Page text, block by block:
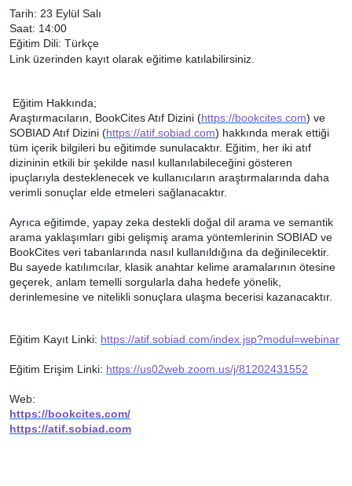
Tarih: 23 Eylül Salı
Saat: 14:00
Eğitim Dili: Türkçe
Link üzerinden kayıt olarak eğitime katılabilirsiniz.
Eğitim Hakkında;
Araştırmacıların, BookCites Atıf Dizini (https://bookcites.com) ve
SOBIAD Atıf Dizini (https://atif.sobiad.com) hakkında merak ettiği
tüm içerik bilgileri bu eğitimde sunulacaktır. Eğitim, her iki atıf
dizininin etkili bir şekilde nasıl kullanılabileceğini gösteren
ipuçlarıyla desteklenecek ve kullanıcıların araştırmalarında daha
verimli sonuçlar elde etmeleri sağlanacaktır.
Ayrıca eğitimde, yapay zeka destekli doğal dil arama ve semantik
arama yaklaşımları gibi gelişmiş arama yöntemlerinin SOBIAD ve
BookCites veri tabanlarında nasıl kullanıldığına da değinilecektir.
Bu sayede katılımcılar, klasik anahtar kelime aramalarının ötesine
geçerek, anlam temelli sorgularla daha hedefe yönelik,
derinlemesine ve nitelikli sonuçlara ulaşma becerisi kazanacaktır.
Eğitim Kayıt Linki: https://atif.sobiad.com/index.jsp?modul=webinar
Eğitim Erişim Linki: https://us02web.zoom.us/j/81202431552
Web:
https://bookcites.com/
https://atif.sobiad.com